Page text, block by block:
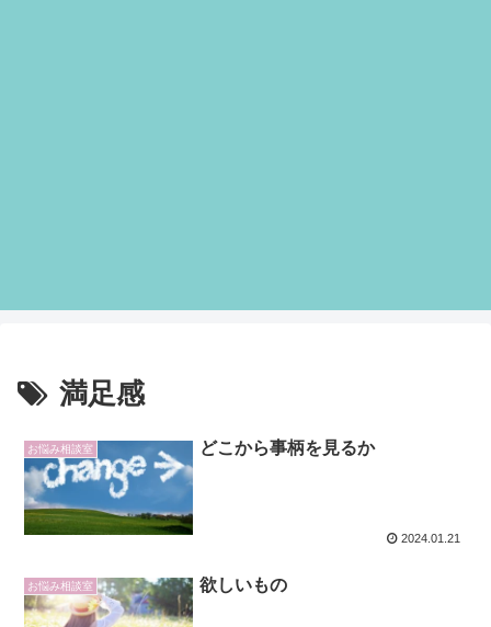
満足感
お悩み相談室 どこから事柄を見るか
2024.01.21
お悩み相談室 欲しいもの